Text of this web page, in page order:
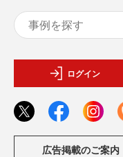
ログイン
広告掲載のご案内